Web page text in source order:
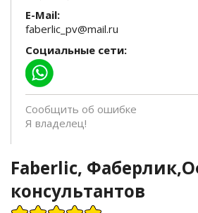
E-Mail:
faberlic_pv@mail.ru
Социальные сети:
Сообщить об ошибке
Я владелец!
Faberlic,
консультантов